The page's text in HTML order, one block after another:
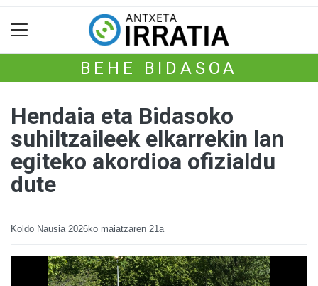
BEHE BIDASOA
Hendaia eta Bidasoko
suhiltzaileek elkarrekin lan
egiteko akordioa ofizialdu
dute
Koldo Nausia 2026ko maiatzaren 21a